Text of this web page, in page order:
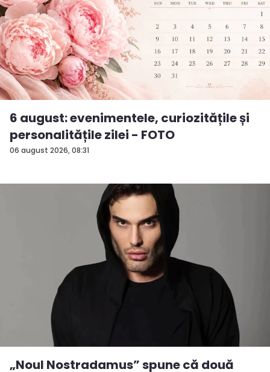
06 august 2026, 08:31
6 august: evenimentele, curiozitățile și
personalitățile zilei - FOTO
„Noul Nostradamus” spune că două